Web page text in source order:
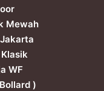
Mewah
WF
)